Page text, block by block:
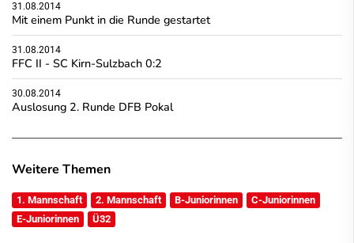
31.08.2014
Mit einem Punkt in die Runde gestartet
31.08.2014
FFC II - SC Kirn-Sulzbach 0:2
30.08.2014
Auslosung 2. Runde DFB Pokal
Weitere Themen
1. Mannschaft 2. Mannschaft B-Juniorinnen
C-Juniorinnen
E-Juniorinnen
Ü32